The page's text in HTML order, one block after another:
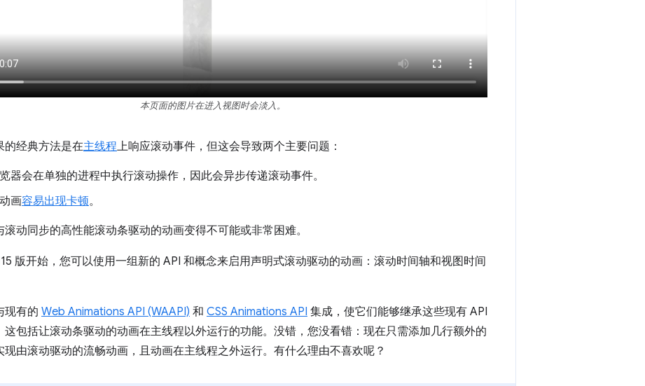
本页面的图片在进入视图时会淡入。
的经典方法是在主线程上响应滚动事件，但这会导致两个主要问题：
器会在单独的进程中执行滚动操作，因此会异步传递滚动事件。
画容易出现卡顿。
动同步的高性能滚动条驱动的动画变得不可能或非常困难。
版开始，您可以使用一组新的 API 和概念来启用声明式滚动驱动的动画：滚动时间轴和视图时间
现有的 Web Animations API (WAAPI) 和 CSS Animations API 集成，使它们能够继承这些现有 API
这包括让滚动条驱动的动画在主线程以外运行的功能。没错，您没看错：现在只需添加几行额外的
现由滚动驱动的流畅动画，且动画在主线程之外运行。有什么理由不喜欢呢？